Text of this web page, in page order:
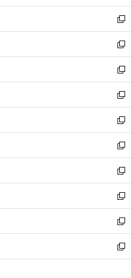
開
く
ウ
で
開
く
ン
ド
ウ
で
開
く
ウ
ィ
ン
ド
ウ
で
開
く
新
し
い
ウ
ィ
ン
ド
ウ
で
開
く
新
し
い
ウ
ィ
ン
ド
ウ
で
開
く
新
し
い
ウ
ィ
ン
ド
ウ
で
開
く
新
し
い
ウ
ィ
ン
ド
ウ
で
開
く
新
し
い
ウ
ィ
ン
ド
ウ
で
開
く
新
し
い
ウ
ィ
ン
ド
ウ
で
開
新
し
い
ウ
ィ
ン
ド
ウ
新
し
い
ウ
ィ
ン
新
し
い
ウ
新
し